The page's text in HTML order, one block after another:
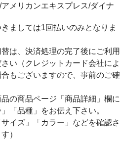
ましては1回払いのみとなりま
は、決済処理の完了後にご利用
い（クレジットカード会社によ
もございますので、事前のご確
の商品ページ「商品詳細」欄に
」「品種」
をお伝え下さい。
イズ」「カラー」などを確認さ
）